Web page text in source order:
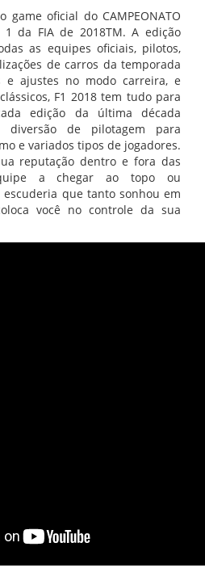
game oficial do CAMPEONATO
1 da FIA de 2018TM. A edição
as equipes oficiais, pilotos,
de carros da temporada
e ajustes no modo carreira, e
F1 2018 tem tudo para
edição da última década
diversão de pilotagem para
e variados tipos de jogadores.
reputação dentro e fora das
a chegar ao topo ou
que tanto sonhou em
você no controle da sua